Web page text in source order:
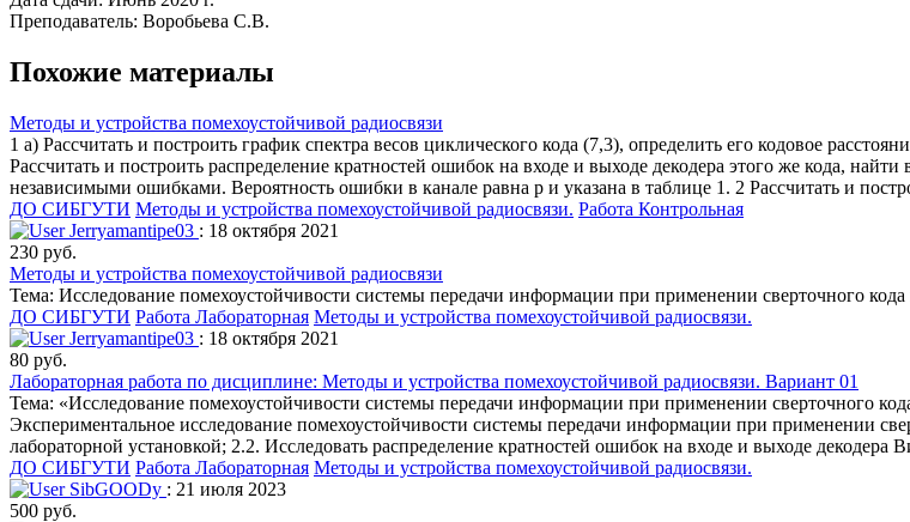
Преподаватель: Воробьева С.В.
Похожие материалы
Методы и устройства помехоустойчивой радиосвязи
1 а) Рассчитать и построить график спектра весов циклического кода (7,3), определить его кодовое
Рассчитать и построить распределение кратностей ошибок на входе и выходе декодера этого же кода,
независимыми ошибками. Вероятность ошибки в канале равна p и указана в таблице 1. 2 Рассчитать и
ДО СИБГУТИ Методы и устройства помехоустойчивой радиосвязи. Работа Контрольная
Jerryamantipe03 : 18 октября 2021
230 руб.
Методы и устройства помехоустойчивой радиосвязи
Тема: Исследование помехоустойчивости системы передачи информации при применении сверточного
ДО СИБГУТИ Работа Лабораторная Методы и устройства помехоустойчивой радиосвязи.
Jerryamantipe03 : 18 октября 2021
80 руб.
Лабораторная работа по дисциплине: Методы и устройства помехоустойчивой радиосвязи. Вариант 01
Тема: «Исследование помехоустойчивости системы передачи информации при применении сверточного
Экспериментальное исследование помехоустойчивости системы передачи информации при применении
лабораторной установкой; 2.2. Исследовать распределение кратностей ошибок на входе и выходе декодера
ДО СИБГУТИ Работа Лабораторная Методы и устройства помехоустойчивой радиосвязи.
SibGOODy : 21 июля 2023
500 руб.